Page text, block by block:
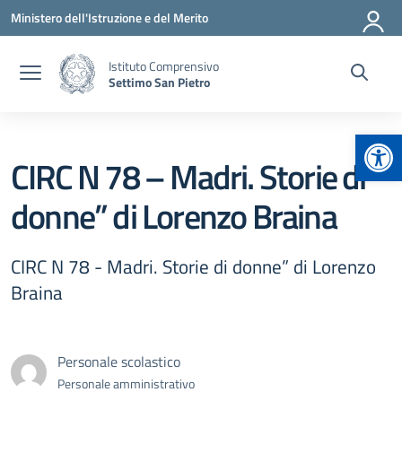
Vai ai contenuti
Vai al menu di navigazione
Vai al footer
Ministero dell'Istruzione e del Merito
Istituto Comprensivo
Settimo San Pietro
CIRC N 78 – Madri. Storie di
donne” di Lorenzo Braina
CIRC N 78 - Madri. Storie di donne” di Lorenzo
Braina
Personale scolastico
Personale amministrativo